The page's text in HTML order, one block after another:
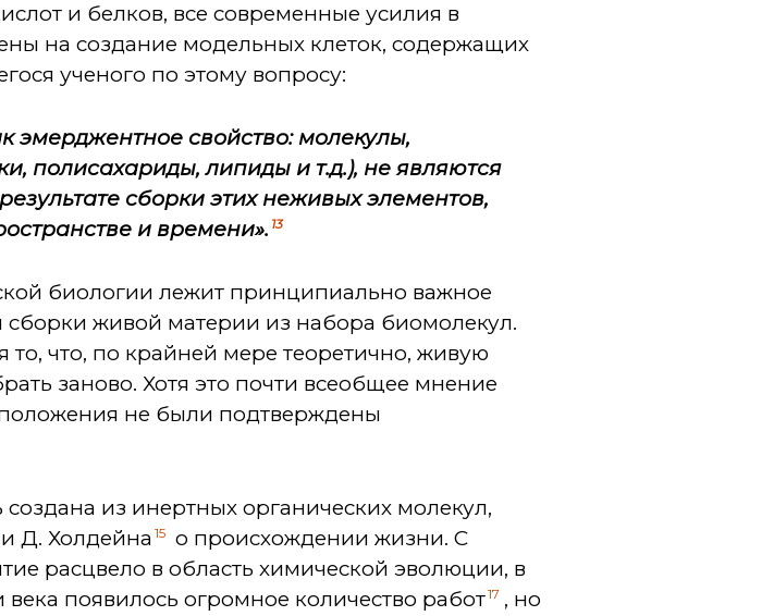
и белков, все современные усилия в
на создание модельных клеток, содержащих
ученого по этому вопросу:
эмерджентное свойство: молекулы,
полисахариды, липиды и т.д.), не являются
сборки этих неживых элементов,
и времени». 13
биологии лежит принципиально важное
живой материи из набора биомолекул.
то, что, по крайней мере теоретично, живую
заново. Хотя это почти всеобщее мнение
не были подтверждены
из инертных органических молекул,
и Д. Холдейна 15 о происхождении жизни. С
расцвело в область химической эволюции, в
появилось огромное количество работ17 , но